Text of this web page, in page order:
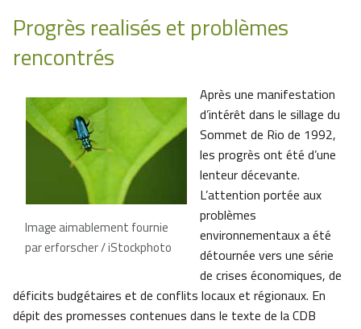
Progrès realisés et problèmes
rencontrés
Image aimablement fournie
par erforscher / iStockphoto
Après une manifestation
d’intérêt dans le sillage du
Sommet de Rio de 1992,
les progrès ont été d’une
lenteur décevante.
L’attention portée aux
problèmes
environnementaux a été
détournée vers une série
de crises économiques, de
déficits budgétaires et de conflits locaux et régionaux. En
dépit des promesses contenues dans le texte de la CDB